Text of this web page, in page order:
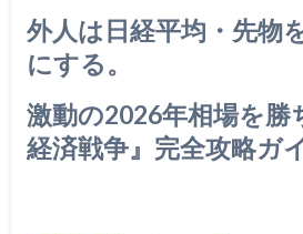
外人は日経平均・先物
にする。
激動の2026年相場を勝
経済戦争』完全攻略ガ